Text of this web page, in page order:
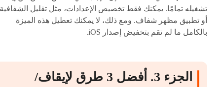
تشغيله تمامًا. يمكنك فقط تخصيص الإعدادات، مثل تقليل الشفافية
أو تطبيق مظهر شفاف. ومع ذلك، لا يمكنك تعطيل هذه الميزة
بالكامل ما لم تقم بتخفيض إصدار iOS.
الجزء 3. أفضل 3 طرق لإيقاف/